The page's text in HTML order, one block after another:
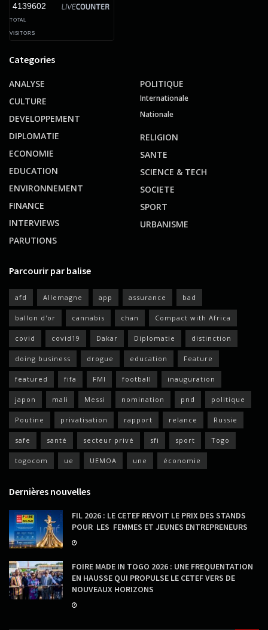
4139602
TOTAL
VISITORS
Categories
ANALYSE
CULTURE
DEVELOPPEMENT
DIPLOMATIE
ECONOMIE
EDUCATION
ENVIRONNEMENT
FINANCE
INTERVIEWS
PARUTIONS
POLITIQUE
Internationale
Nationale
RELIGION
SANTE
SCIENCE & TECH
SOCIETE
SPORT
URBANISME
Parcourir par balise
afd Allemagne app assurance bad
ballon d'or cannabis chan Compact with Africa
covid covid19 Dakar Diplomatie distinction
doing business drogue education Feature
featured fifa FMI football inauguration
japon mali Messi nomination pnd politique
Poutine privatisation rapport relance Russie
safe santé secteur privé sfi sport Togo
togocom ue UEMOA une économie
Dernières nouvelles
FIL 2026 : LE CETEF REVOIT LE PRIX DES STANDS
POUR LES FEMMES ET JEUNES ENTREPRENEURS
FOIRE MADE IN TOGO 2026 : UNE FREQUENTATION
EN HAUSSE QUI PROPULSE LE CETEF VERS DE
NOUVEAUX HORIZONS